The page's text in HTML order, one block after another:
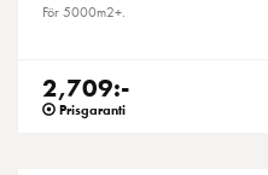
För 5000m2+.
2,709:-
Prisgaranti